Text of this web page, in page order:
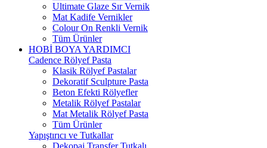
Ultimate Glaze Sır Vernik
Mat Kadife Vernikler
Colour On Renkli Vernik
Tüm Ürünler
HOBİ BOYA YARDIMCI
Cadence Rölyef Pasta
Klasik Rölyef Pastalar
Dekoratif Sculpture Pasta
Beton Efekti Rölyefler
Metalik Rölyef Pastalar
Mat Metalik Rölyef Pasta
Tüm Ürünler
Yapıştırıcı ve Tutkallar
Dekopaj Transfer Tutkalı